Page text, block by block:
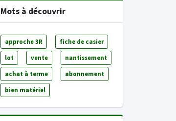
Mots à découvrir
approche 3R fiche de casier
lot vente nantissement
achat à terme abonnement
bien matériel